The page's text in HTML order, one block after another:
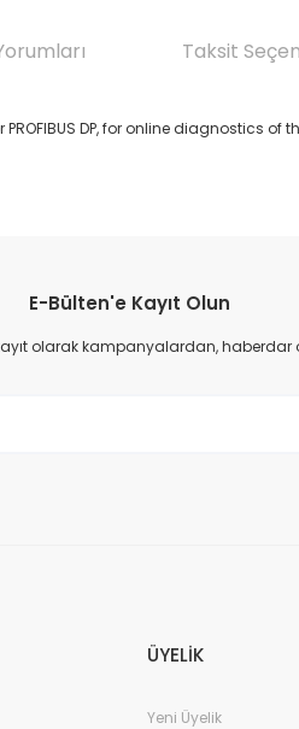
Taksit
PROFIBUS DP, for online diagnostics
görüntülenemiyor.
bulunuyor.
E-Bülten'e Kayıt Olun
olarak kampanyalardan, haberdar
ÜYELİK
Yeni Üyelik